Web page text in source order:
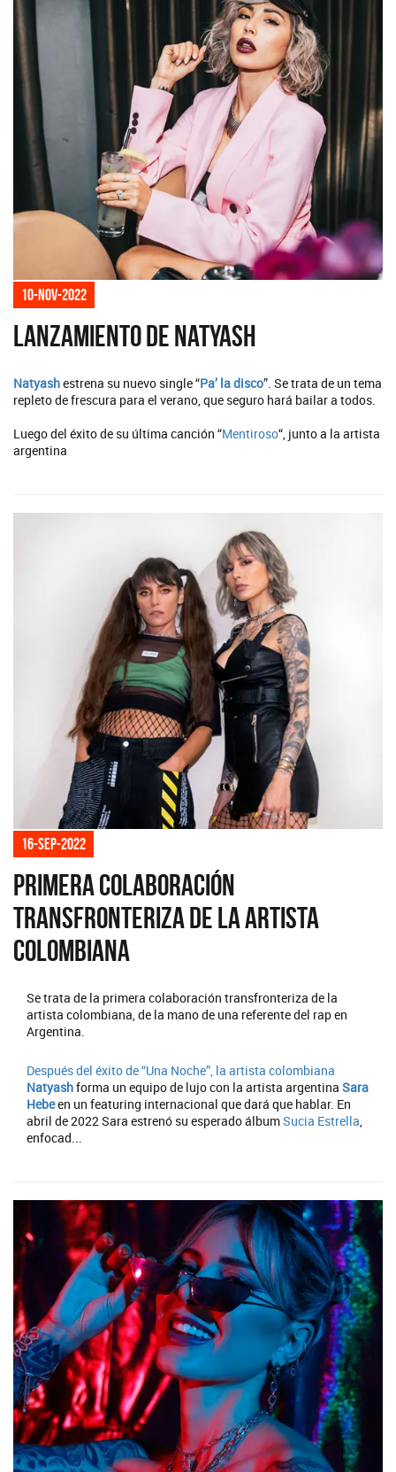
10-nov-2022
Lanzamiento de Natyash
Natyashestrena su nuevo single “Pa’ la disco”. Se trata de un tema
repleto de frescura para el verano, que seguro hará bailar a todos.
Luego del éxito de su última canción “Mentiroso“, junto a la artista
argentina
16-sep-2022
Primera colaboración
transfronteriza de la artista
colombiana
Se trata de la primera colaboración transfronteriza de la
artista colombiana, de la mano de una referente del rap en
Argentina.
Después del éxito de “Una Noche”, la artista colombiana
Natyashforma un equipo de lujo con la artista argentina Sara
Hebeen un featuring internacional que dará que hablar. En
abril de 2022 Sara estrenó su esperado álbumSucia Estrella,
enfocad...